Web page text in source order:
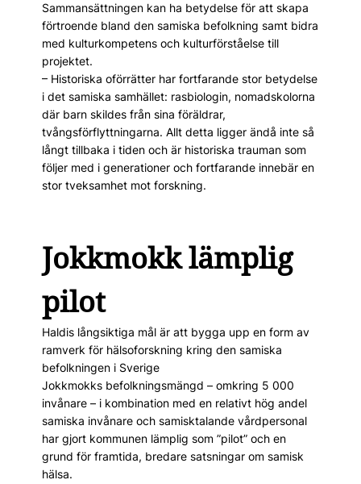
Sammansättningen kan ha betydelse för att skapa
förtroende bland den samiska befolkning samt bidra
med kulturkompetens och kultur­förståelse till
projektet.
– Historiska oförrätter har fortfarande stor betydelse
i det samiska samhället: rasbiologin, nomad­skolorna
där barn skildes från sina föräldrar,
tvångsförflyttningarna. Allt detta ­ligger ändå inte så
långt tillbaka i tiden och är historiska trauman som
följer med i generationer och fortfarande innebär en
stor tveksamhet mot forskning.
Jokkmokk lämplig
pilot
Haldis långsiktiga mål är att bygga upp en form av
ramverk för hälsoforskning kring den samiska
befolkningen i Sverige
Jokkmokks befolkningsmängd – omkring 5 000
invånare – i kombination med en relativt hög andel
samiska invånare och samisktalande vårdpersonal
har gjort kommunen lämplig som ”pilot” och en
grund för framtida, bredare satsningar om samisk
hälsa.